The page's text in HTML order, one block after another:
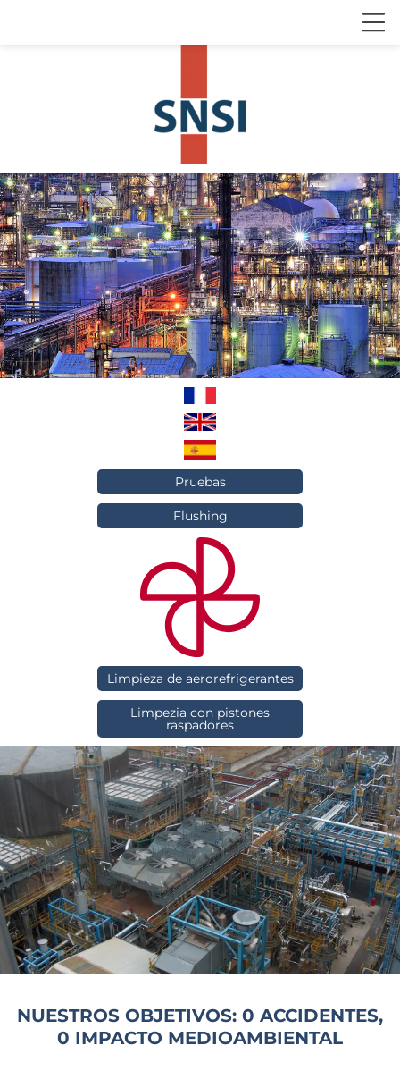
Pruebas
Flushing
Limpieza de aerorefrigerantes
Limpezia con pistones
raspadores
NUESTROS OBJETIVOS: 0 ACCIDENTES,
0 IMPACTO MEDIOAMBIENTAL